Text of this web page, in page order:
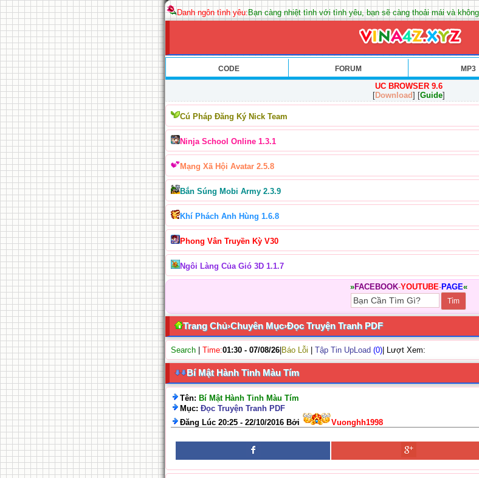
Danh ngôn tình yêu:Bạn càng nhiệt tình với tình yêu, bạn sẽ càng thoải mái và
CODE FORUM MP3
UC BROWSER 9.6
[Download] [Guide]
Cú Pháp Đăng Ký Nick Team
Ninja School Online 1.3.1
Mạng Xã Hội Avatar 2.5.8
Bắn Súng Mobi Army 2.3.9
Khí Phách Anh Hùng 1.6.8
Phong Vân Truyền Kỳ V30
Ngôi Làng Của Gió 3D 1.1.7
»FACEBOOK-YOUTUBE-PAGE«
Trang Chủ›Chuyên Mục›Đọc Truyện Tranh PDF
Search Time:01:30 - 07/08/26 Báo Lỗi Tập Tin UpLoad (0) | Lượt Xem:
Bí Mật Hành Tinh Màu Tím
Tên: Bí Mật Hành Tinh Màu Tím
Mục: Đọc Truyện Tranh PDF
Đăng Lúc 20:25 - 22/10/2016 Bởi
Vuonghh1998